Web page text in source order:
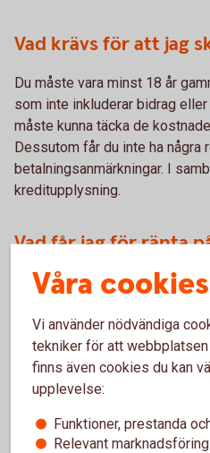
Vad krävs för att jag
Du måste vara minst 18 år
som inte inkluderar bidrag
måste kunna täcka de
Dessutom får du inte ha några
betalningsanmärkningar. I
kreditupplysning.
Vad får jag för ränta
Räntan är rörlig och mellan
ränteändring 2025-10-03) och
ekonomiska förutsättningar.
När får jag mina
Om du har skickat in din
godkänd, kommer pengarna
Våra
Vi använder nödvändiga
tekniker för att
finns även cookies du kan
upplevelse:
Funktioner, prestanda
Relevant marknadsföring